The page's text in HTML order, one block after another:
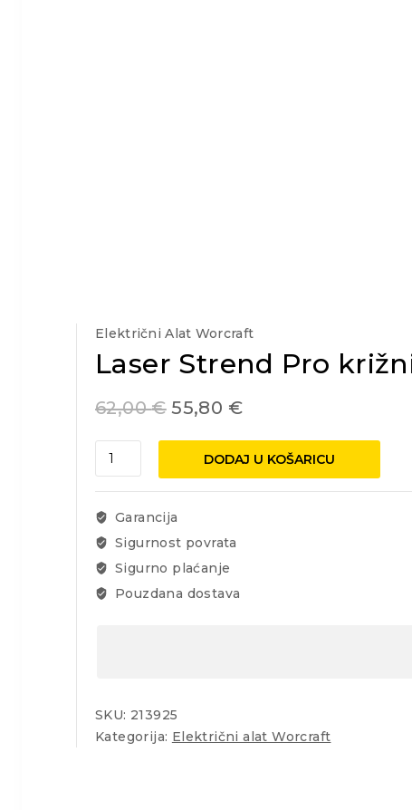
Električni Alat Worcraft
Laser Strend Pro
62,00€ 55,80 €
Laser
Pro
križni
AKO11R,
crveni,
15m
količina
DODAJ U KOŠARICU
Garancija
Sigurnost povrata
Sigurno plaćanje
Pouzdana dostava
SKU: 213925
Kategorija: Električni alat Worcraft